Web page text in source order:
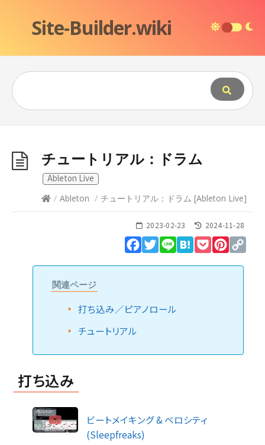
Site-Builder.wiki
チュートリアル：ドラム
Ableton Live
/ Ableton / チュートリアル：ドラム [Ableton Live]
2023-02-23 2024-11-28
Facebook
Twitter
Line HatenaPocket
関連ページ
打ち込み／ピアノロール
チュートリアル
打ち込み
ビートメイキング & ベロシティ
(Sleepfreaks)